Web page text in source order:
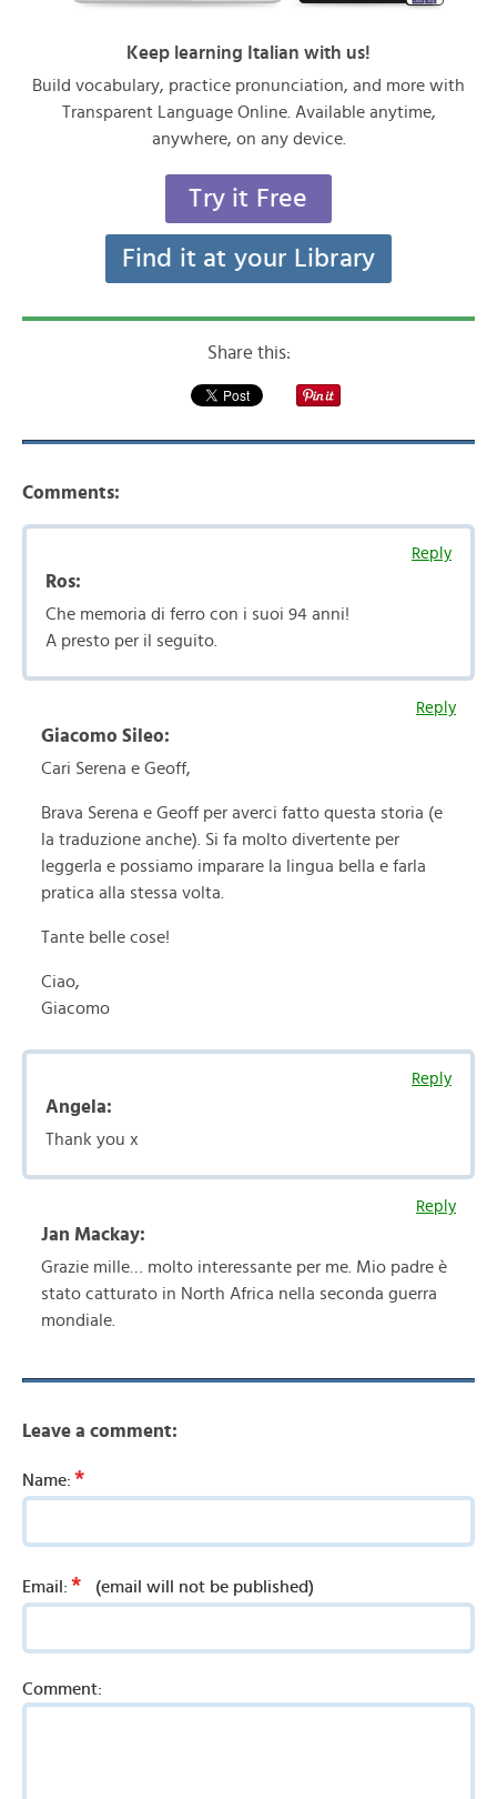
Keep learning Italian with us!
Build vocabulary, practice pronunciation, and more with
Transparent Language Online. Available anytime,
anywhere, on any device.
Try it Free
Find it at your Library
Share this:
Comments:
Reply
Ros:
Che memoria di ferro con i suoi 94 anni!
A presto per il seguito.
Reply
Giacomo Sileo:
Cari Serena e Geoff,
Brava Serena e Geoff per averci fatto questa storia (e
la traduzione anche). Si fa molto divertente per
leggerla e possiamo imparare la lingua bella e farla
pratica alla stessa volta.
Tante belle cose!
Ciao,
Giacomo
Reply
Angela:
Thank you x
Reply
Jan Mackay:
Grazie mille… molto interessante per me. Mio padre è
stato catturato in North Africa nella seconda guerra
mondiale.
Leave a comment:
Name: *
Email: * (email will not be published)
Comment: